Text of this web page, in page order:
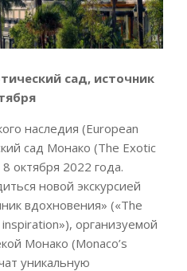
сад, источник
наследия (European
сад Монако (The Exotic
октября 2022 года.
новой экскурсией
вдохновения» («The
организуемой
Монако (Monaco’s
уникальную